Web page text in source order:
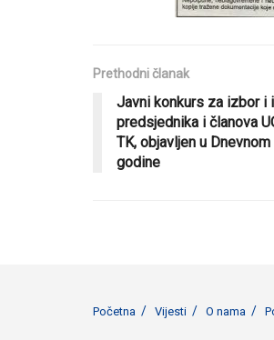
Prethodni članak
Javni konkurs za izbor i
predsjednika i članova
TK, objavljen u
godine
Početna Vijesti O nama